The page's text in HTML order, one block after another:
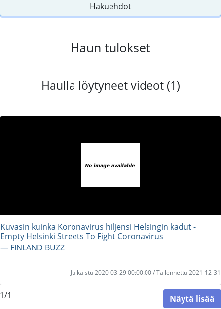
Hakuehdot
Haun tulokset
Haulla löytyneet videot (1)
Kuvasin kuinka Koronavirus hiljensi Helsingin kadut -
Empty Helsinki Streets To Fight Coronavirus
― FINLAND BUZZ
Julkaistu 2020-03-29 00:00:00 / Tallennettu 2021-12-31
1/1 Näytä lisää